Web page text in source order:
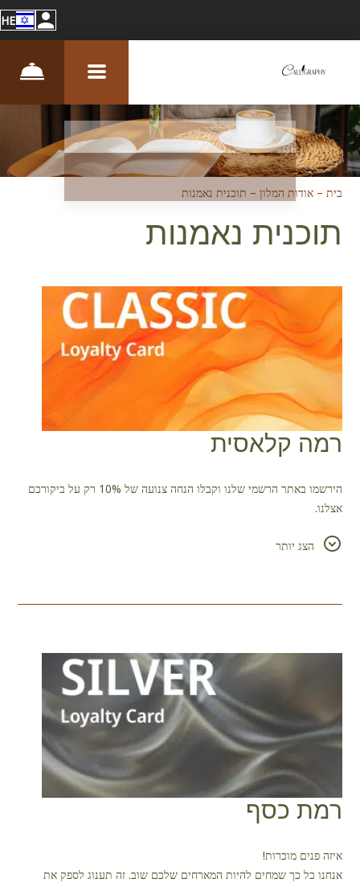
HE
בית –אודות המלון – תוכנית נאמנות
תוכנית נאמנות
רמה קלאסית
הירשמו באתר הרשמי שלנו וקבלו הנחה צנועה של 10% רק על ביקורכם
אצלנו.
באשר לנו, אנו נדאג שהבונוס הקטן הזה יהיה התחלה של משהו חדש וגדול.
הצג יותר
רמת כסף
איזה פנים מוכרות!
אנחנו כל כך שמחים להיות המארחים שלכם שוב. זה תענוג לספק את